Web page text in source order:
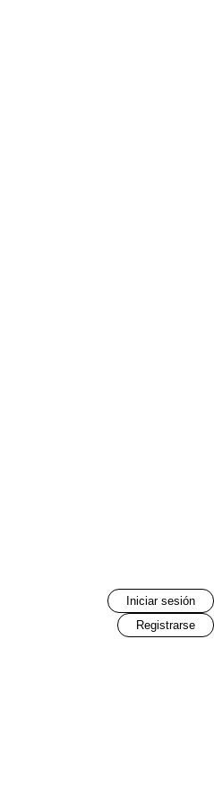
Iniciar sesión
Registrarse